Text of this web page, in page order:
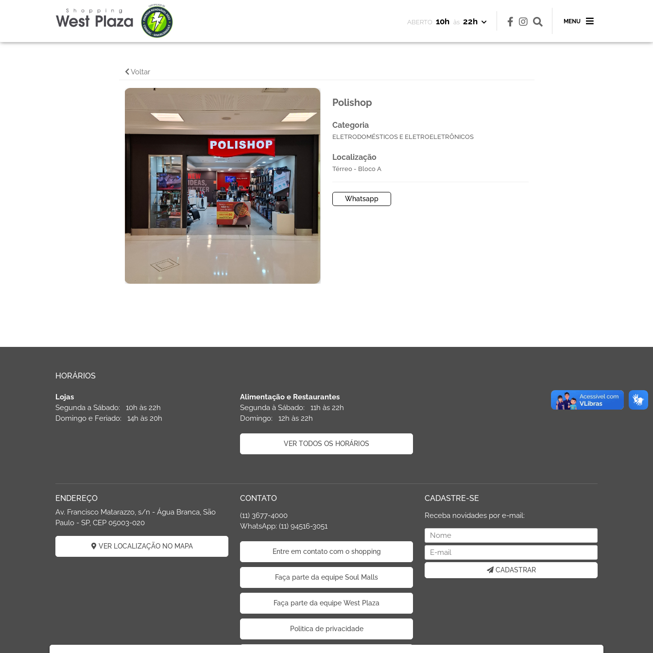
ABERTO 10h às 22h MENU
Voltar
Polishop
Categoria
ELETRODOMÉSTICOS E ELETROELETRÔNICOS
Localização
Térreo - Bloco A
Whatsapp
HORÁRIOS
Lojas
Segunda a Sábado: 10h às 22h
Domingo e Feriado: 14h às 20h
Alimentação e Restaurantes
Segunda à Sábado: 11h às 22h
Domingo: 12h às 22h
VER TODOS OS HORÁRIOS
ENDEREÇO
Av. Francisco Matarazzo, s/n - Água Branca, São
Paulo - SP, CEP 05003-020
VER LOCALIZAÇÃO NO MAPA
CONTATO
(11) 3677-4000
WhatsApp: (11) 94516-3051
Entre em contato com o shopping
Faça parte da equipe Soul Malls
Faça parte da equipe West Plaza
Politica de privacidade
CADASTRE-SE
Receba novidades por e-mail:
CADASTRAR